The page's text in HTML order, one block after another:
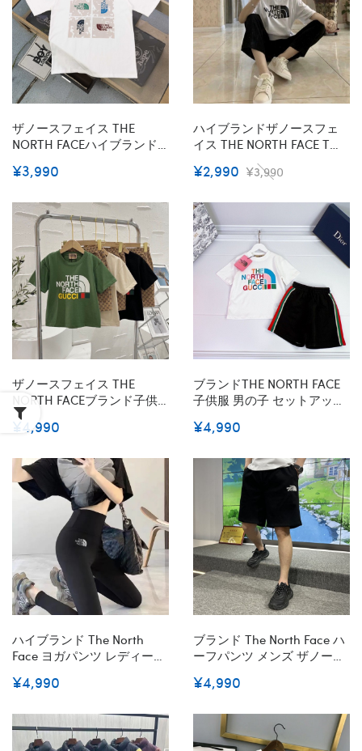
ザノースフェイス THE
NORTH FACEハイブランドt
ズ韓国 パチモン Tシャツブ
ャツカットソーペアカップ
ルS-5XL
¥3,990
ハイブランドザノースフェ
イス THE NORTH FACE Tシ
ャツ 夏ハイブランドユニセ
ックス半袖tシャツ 男女兼用
激安屋20代 30代40代tシャ
ツ 激安パロディ
¥2,990 ¥3,990
ザノースフェイス THE
NORTH FACEブランド子供
服 衣装 2枚組 半袖ｔシャツ
短パント レーニングスーツ
通園 男児 運動着 重ね着風
おしゃれ 子供服 ジャージ ゆ
ったり カジュアル スポーツ
¥4,990
ブランドTHE NORTH FACE
子供服 男の子 セットアップ
ズ 半袖 Tシャツ ハーフパン
子供 ジャージ 上下セット
90-160cm 女の子 普段着 カ
ジュアル 韓国 お洒落 女の子
半袖スウェット セットアッ
プ 通園 通学 出産祝い
¥4,990
ハイブランド The North
Face ヨガパンツ レディース
レギンス レディース ヨガウ
コットン 美尻 吸汗速乾 ハイ
ウエスト トレーニング
¥4,990
ブランド The North Face ハ
ーフパンツ メンズ ザノース
パン 5分丈 ゆったり カジュ
ポーツ ジムウェア ポケット
付き M - 3XL 無地 通気防臭
¥4,990